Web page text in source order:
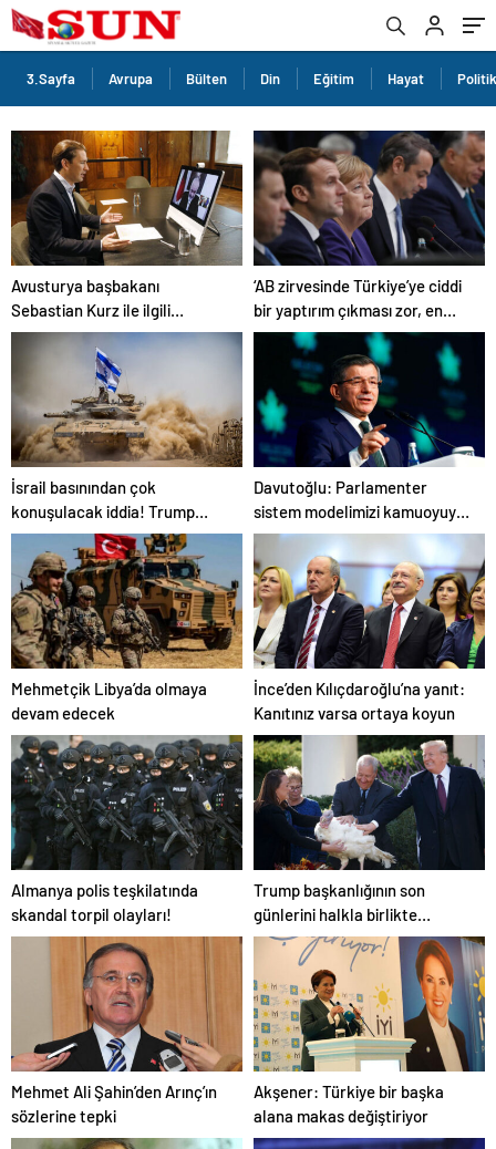
3.Sayfa Avrupa Bülten Din Eğitim Hayat
Avusturya başbakanı
Sebastian Kurz ile ilgili
bilinmeyenler
‘AB zirvesinde Türkiye’ye ciddi
bir yaptırım çıkması zor, en
başta Gümrük Birliği engeli
İsrail basınından çok
konuşulacak iddia! Trump
İran’ı vurmaya hazırlanıyor
olabilir
Davutoğlu: Parlamenter
sistem modelimizi kamuoyuyla
paylaşacağız
Mehmetçik Libya’da olmaya
devam edecek
İnce’den Kılıçdaroğlu’na yanıt:
Kanıtınız varsa ortaya koyun
Almanya polis teşkilatında
skandal torpil olayları!
Trump başkanlığının son
günlerini halkla birlikte
geçiriyor
Mehmet Ali Şahin’den Arınç’ın
sözlerine tepki
Akşener: Türkiye bir başka
alana makas değiştiriyor